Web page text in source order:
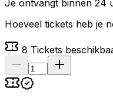
Je ontvangt binnen 24
Hoeveel tickets heb je
8 Tickets